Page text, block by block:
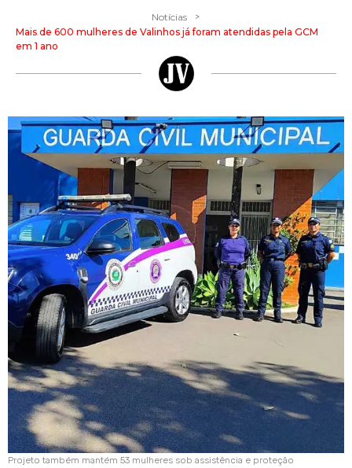
Notícias >
Mais de 600 mulheres de Valinhos já foram atendidas pela GCM
em 1 ano
Projeto também mantém 53 mulheres sob assistência e proteção